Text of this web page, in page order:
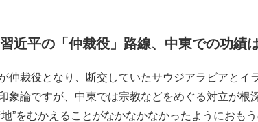
近平の「仲裁役」路線、中東での功績
仲裁役となり、断交していたサウジアラビアとイ
象論ですが、中東では宗教などをめぐる対立が根
地”をむかえることがなかなかなかったようにおも